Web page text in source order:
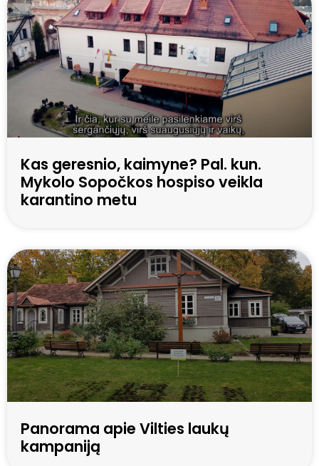
Kas geresnio, kaimyne? Pal. kun.
Mykolo Sopočkos hospiso veikla
karantino metu
Panorama apie Vilties laukų
kampaniją